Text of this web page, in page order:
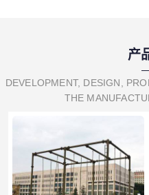
产
DEVELOPMENT, DESIGN,
THE